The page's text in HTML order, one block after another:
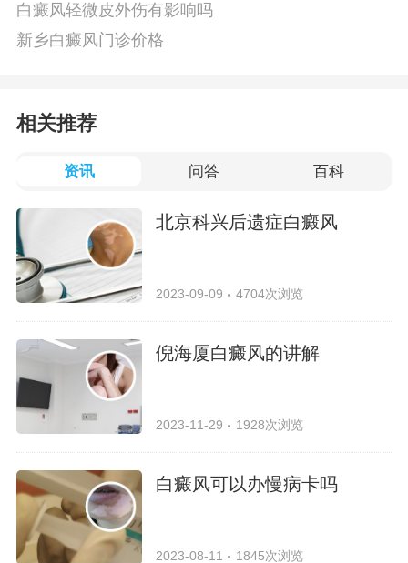
白癜风轻微皮外伤有影响吗
新乡白癜风门诊价格
相关推荐
资讯 问答 百科
北京科兴后遗症白癜风
2023-09-09 4704次浏览
倪海厦白癜风的讲解
2023-11-29 1928次浏览
白癜风可以办慢病卡吗
2023-08-11 1845次浏览